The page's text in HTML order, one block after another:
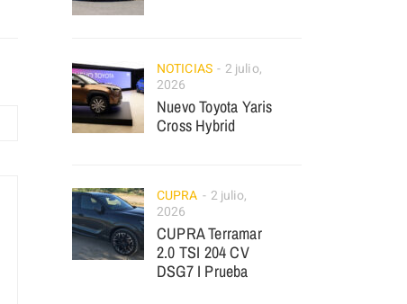
NOTICIAS
2 julio,
2026
Nuevo Toyota Yaris
Cross Hybrid
CUPRA
2 julio,
2026
CUPRA Terramar
2.0 TSI 204 CV
DSG7 I Prueba